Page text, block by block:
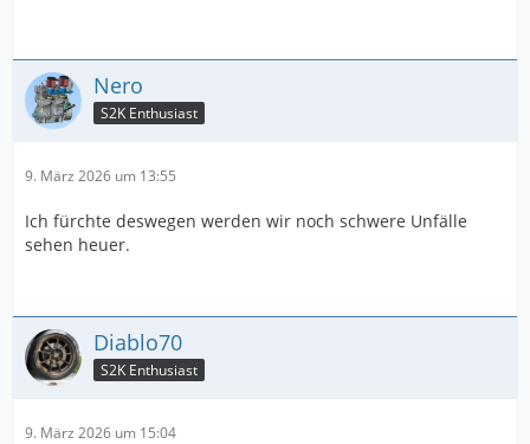
Nero
S2K Enthusiast
9. März 2026 um 13:55
Ich fürchte deswegen werden wir noch schwere Unfälle
sehen heuer.
Diablo70
S2K Enthusiast
9. März 2026 um 15:04